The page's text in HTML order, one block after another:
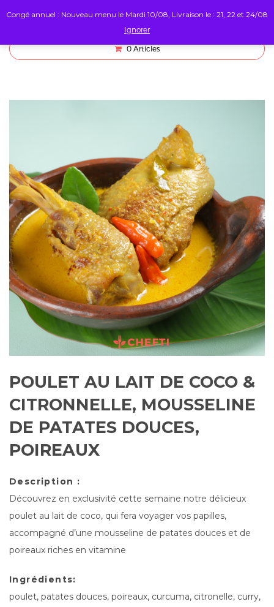
0 Articles
POULET AU LAIT DE COCO &
CITRONNELLE, MOUSSELINE
DE PATATES DOUCES,
POIREAUX
Description :
Découvrez en exclusivité cette semaine notre délicieux
poulet au lait de coco, qui fera voyager vos papilles,
accompagné d’une mousseline de patates douces et de
poireaux riches en vitamine
Ingrédients:
poulet, patates douces, poireaux, curcuma, citronelle, curry,
Congé annuel : Nouveau menu le Mardi 10/08, Livraison le : 21, 22 et 24/08
Ignorer